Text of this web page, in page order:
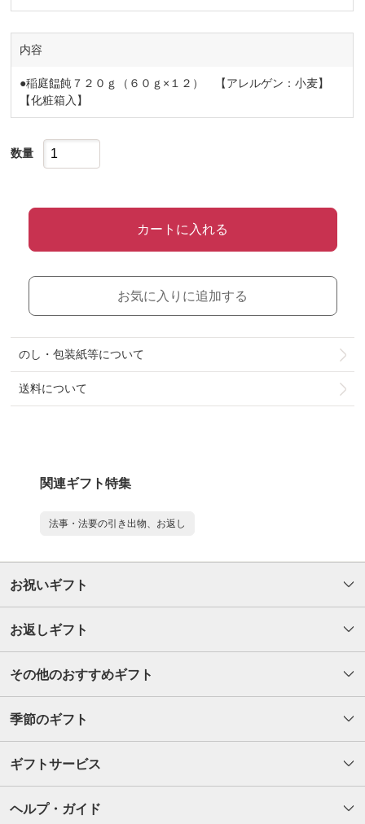
内容
●稲庭饂飩７２０ｇ（６０ｇ×１２） 【アレルゲン：小麦】
【化粧箱入】
数量
カートに入れる
お気に入りに追加する
のし・包装紙等について
送料について
関連ギフト特集
法事・法要の引き出物、お返し
お祝いギフト
お返しギフト
その他のおすすめギフト
季節のギフト
ギフトサービス
ヘルプ・ガイド